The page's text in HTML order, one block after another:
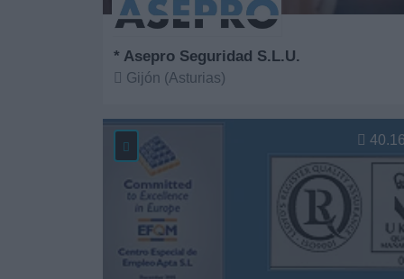
* Asepro Seguridad S.L.U.
Gijón (Asturias)